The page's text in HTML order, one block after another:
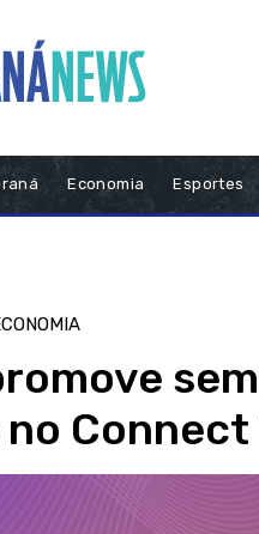
Economia Esportes
Connect